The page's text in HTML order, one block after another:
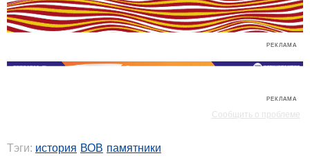
РЕКЛАМА
РЕКЛАМА
Сообщить о проблеме
Тэги: история ВОВ памятники